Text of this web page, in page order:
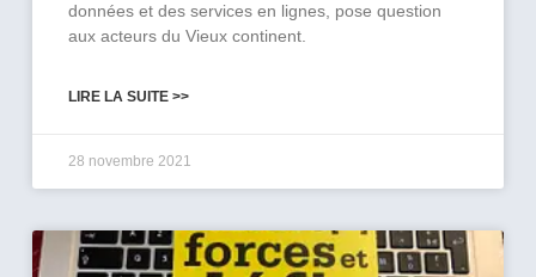
données et des services en lignes, pose question
aux acteurs du Vieux continent.
LIRE LA SUITE >>
28 novembre 2021